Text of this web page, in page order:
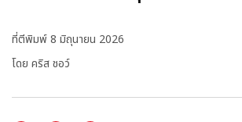
ที่ตีพิมพ์8 มิถุนายน 2026
โดย คริส ชอว์